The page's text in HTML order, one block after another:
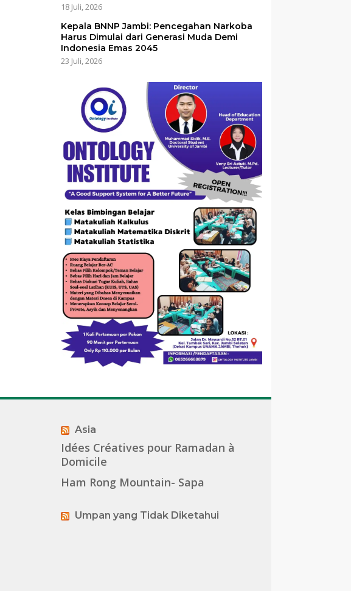
18 Juli, 2026
Kepala BNNP Jambi: Pencegahan Narkoba
Harus Dimulai dari Generasi Muda Demi
Indonesia Emas 2045
23 Juli, 2026
Asia
Idées Créatives pour Ramadan à
Domicile
Ham Rong Mountain- Sapa
Umpan yang Tidak Diketahui